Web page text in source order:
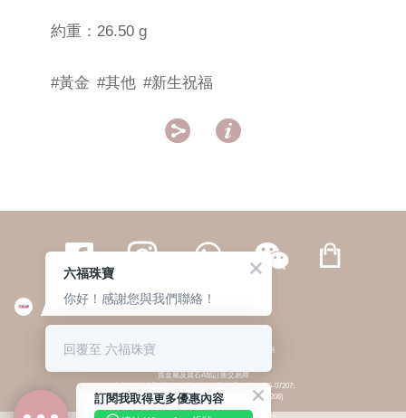
約重：26.50 g
#黃金 #其他 #新生祝福
 
繁體 | 簡体
© 六福集團 版權所有 不得轉載 私隱政策
貴金屬及寶石A類註冊交易商
(六福企業禮品(國際)有限公司-註冊號碼:A-B-24-05-07207;
六福電子商貿有限公司-註冊號碼:A-B-24-05-07206)
貴金屬及寶石B類註冊交易商
訂閱我取得更多優惠內容
六福珠寶
你好！感謝您與我們聯絡！
回覆至 六福珠寶